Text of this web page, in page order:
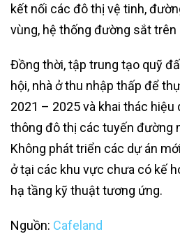
kết nối các đô thị vệ tinh,
vùng, hệ thống đường sắt trên
Đồng thời, tập trung tạo quỹ
hội, nhà ở thu nhập thấp để
2021 – 2025 và khai thác hiệu
thông đô thị các tuyến đường
Không phát triển các dự án
ở tại các khu vực chưa có kế
hạ tầng kỹ thuật tương ứng.
Nguồn: Cafeland